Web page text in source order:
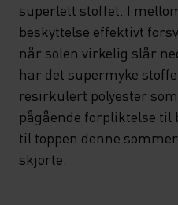
superlett stoffet. I
beskyttelse effektivt
når solen virkelig slår
har det supermyke
resirkulert polyester
pågående forpliktelse
til toppen denne
skjorte.